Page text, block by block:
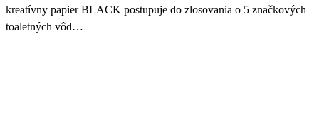
kreatívny papier BLACK postupuje do zlosovania o 5 značkových
toaletných vôd…